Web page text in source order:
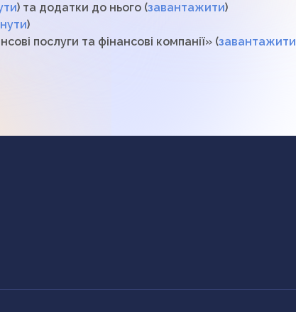
) та додатки до нього (завантажити)
)
послуги та фінансові компанії» (завантажити